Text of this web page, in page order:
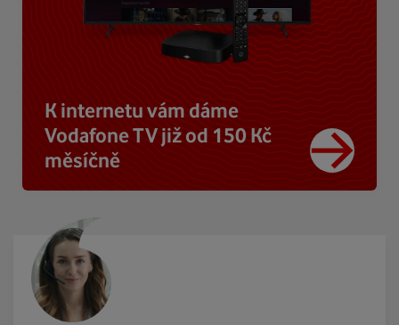
K internetu vám dáme
Vodafone TV již od 150 Kč
měsíčně